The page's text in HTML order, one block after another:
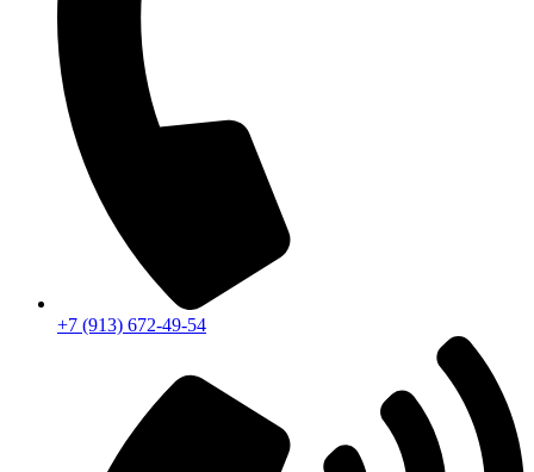
+7 (913) 672-49-54